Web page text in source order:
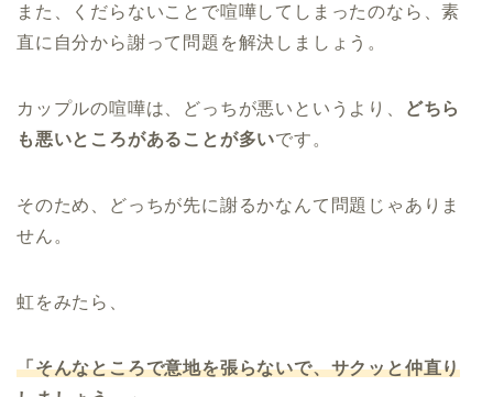
また、くだらないことで喧嘩してしまったのなら、素
直に自分から謝って問題を解決しましょう。
カップルの喧嘩は、どっちが悪いというより、
どちら
も悪いところがあることが多いです。
そのため、どっちが先に謝るかなんて問題じゃありま
せん。
虹をみたら、
「そんなところで意地を張らないで、サクッと仲直り